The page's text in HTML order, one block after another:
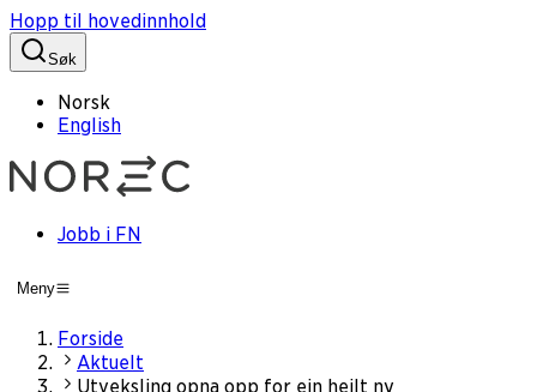
Hopp til hovedinnhold
Søk
Norsk
English
Jobb i FN
Meny
Forside
Aktuelt
Utveksling opna opp for ein heilt ny